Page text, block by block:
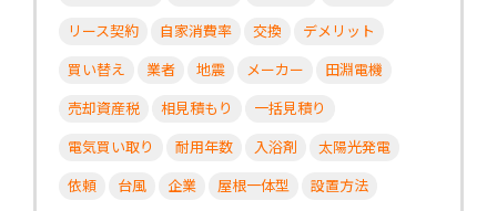
リース契約
自家消費率 交換
デメリット
買い替え
業者 地震 メーカー
田淵電機
売却資産税
相見積もり
一括見積り
電気買い取り
耐用年数 入浴剤
太陽光発電
依頼
台風 企業 屋根一体型
設置方法